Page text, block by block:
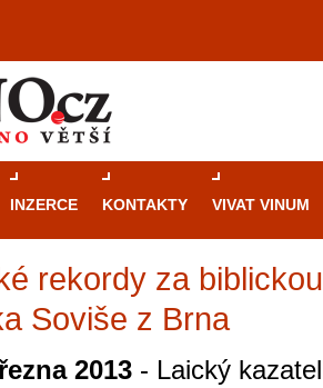
INZERCE KONTAKTY VIVAT VINUM
rekordy za
Soviše z Brna
2013 - Laický
Průvodce
Brně: Od